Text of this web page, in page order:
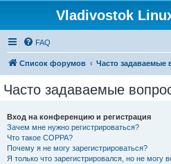
Vladivostok
FAQ
Список форумов Часто задаваемые
Часто задаваемые
Вход на конференцию и регистрация
Зачем мне нужно регистрироваться?
Что такое COPPA?
Почему я не могу зарегистрироваться?
Я только что зарегистрировался, но не могу